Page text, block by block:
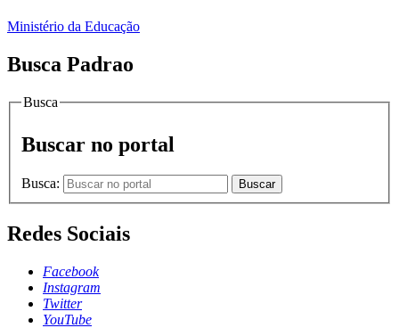
Ministério da Educação
Busca Padrao
Busca
Buscar no portal
Busca: Buscar
Redes Sociais
Facebook
Instagram
Twitter
YouTube